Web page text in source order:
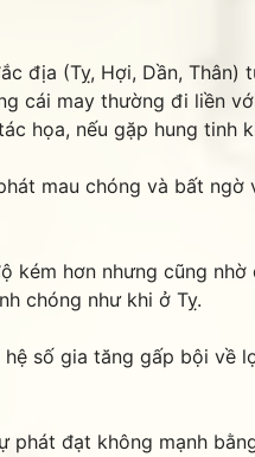
địa (Tỵ, Hợi, Dần, Thân)
cái may thường đi liền
họa, nếu gặp hung tinh
mau chóng và bất ngờ
kém hơn nhưng cũng nhờ
chóng như khi ở Tỵ.
số gia tăng gấp bội về
phát đạt không mạnh